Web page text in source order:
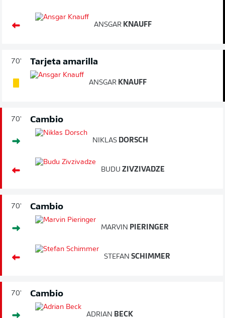
ANSGAR KNAUFF
70' Tarjeta amarilla
ANSGAR KNAUFF
70' Cambio
NIKLAS DORSCH
BUDU ZIVZIVADZE
70' Cambio
MARVIN PIERINGER
STEFAN SCHIMMER
70' Cambio
ADRIAN BECK